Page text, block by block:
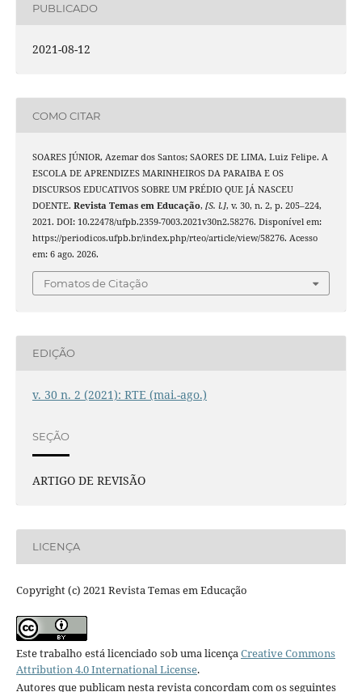
PUBLICADO
2021-08-12
COMO CITAR
SOARES JÚNIOR, Azemar dos Santos; SAORES DE LIMA, Luiz Felipe. A
ESCOLA DE APRENDIZES MARINHEIROS DA PARAIBA E OS
DISCURSOS EDUCATIVOS SOBRE UM PRÉDIO QUE JÁ NASCEU
DOENTE. Revista Temas em Educação, [S. l.], v. 30, n. 2, p. 205–224,
2021. DOI: 10.22478/ufpb.2359-7003.2021v30n2.58276. Disponível em:
https://periodicos.ufpb.br/index.php/rteo/article/view/58276. Acesso
em: 6 ago. 2026.
Fomatos de Citação
EDIÇÃO
v. 30 n. 2 (2021): RTE (mai.-ago.)
SEÇÃO
ARTIGO DE REVISÃO
LICENÇA
Copyright (c) 2021 Revista Temas em Educação
Este trabalho está licenciado sob uma licençaCreative Commons
Attribution 4.0 International License.
Autores que publicam nesta revista concordam com os seguintes